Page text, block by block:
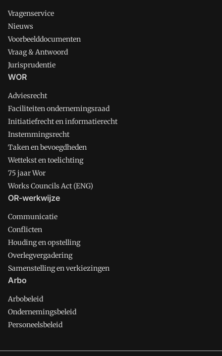
Vragenservice
Nieuws
Voorbeelddocumenten
Vraag & Antwoord
Jurisprudentie
WOR
Adviesrecht
Faciliteiten ondernemingsraad
Initiatiefrecht en informatierecht
Instemmingsrecht
Taken en bevoegdheden
Wettekst en toelichting
75 jaar Wor
Works Councils Act (ENG)
OR-werkwijze
Communicatie
Conflicten
Houding en opstelling
Overlegvergadering
Samenstelling en verkiezingen
Arbo
Arbobeleid
Ondernemingsbeleid
Personeelsbeleid